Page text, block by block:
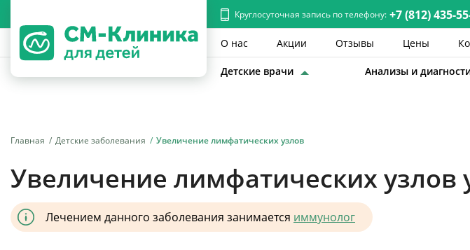
Круглосуточная запись по телефону: +7 (812) 435-
О нас Акции Отзывы Цены
Детские врачи Анализы и
Главная Детские заболевания Увеличение лимфатических узлов
Увеличение лимфатических узлов
Лечением данного заболевания занимается иммунолог
Детская хирургия
Заболевания